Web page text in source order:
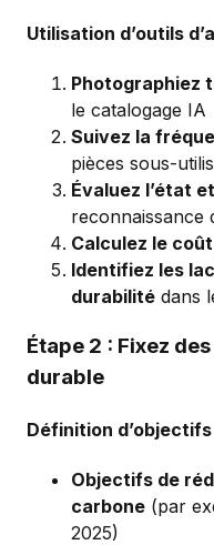
Utilisation d’outils
Photographiez
le catalogage IA
Suivez la
pièces sous-
Évaluez l’état
reconnaissance
Calculez le
Identifiez les
durabilité dans
Étape 2 : Fixez
durable
Définition
Objectifs de
carbone (par
2025)